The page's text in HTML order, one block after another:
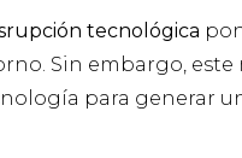
tecnológica
Sin embargo,
para generar